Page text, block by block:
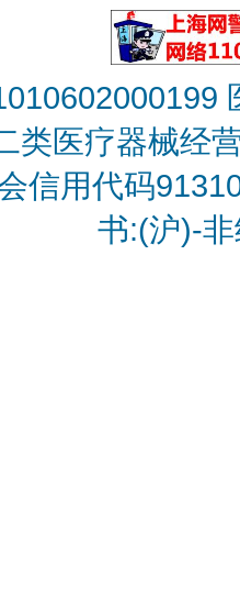
类医疗器械经
信用代码
书:(沪)-